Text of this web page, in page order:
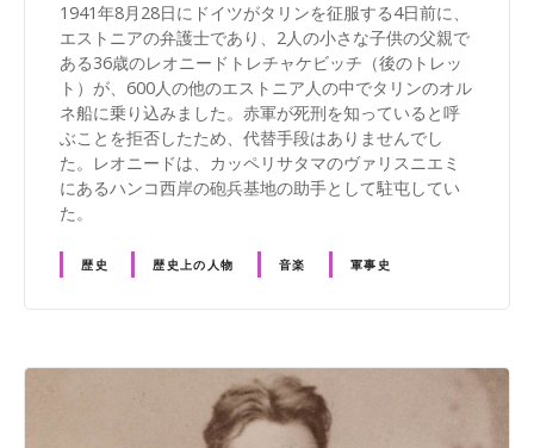
1941年8月28日にドイツがタリンを征服する4日前に、
エストニアの弁護士であり、2人の小さな子供の父親で
ある36歳のレオニードトレチャケビッチ（後のトレッ
ト）が、600人の他のエストニア人の中でタリンのオル
ネ船に乗り込みました。赤軍が死刑を知っていると呼
ぶことを拒否したため、代替手段はありませんでし
た。レオニードは、カッペリサタマのヴァリスニエミ
にあるハンコ西岸の砲兵基地の助手として駐屯してい
た。
歴史 歴史上の人物 音楽 軍事史